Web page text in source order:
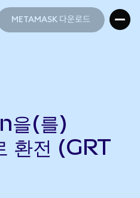
METAMASK 다운로드
을(를)
환전 (GRT